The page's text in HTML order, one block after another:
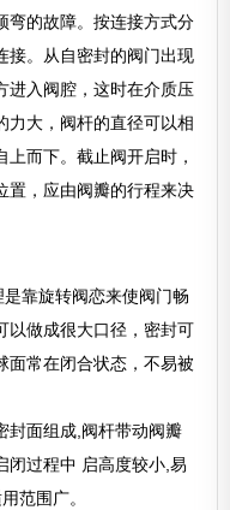
弯的故障。按连接方式分
接。从自密封的阀门出现
进入阀腔，这时在介质压
力大，阀杆的直径可以相
而下。截止阀开启时，
置，应由阀瓣的行程来决
靠旋转阀恋来使阀门畅
以做成很大口径，密封可
面常在闭合状态，不易被
封面组成,阀杆带动阀瓣
闭过程中 启高度较小,易
范围广。